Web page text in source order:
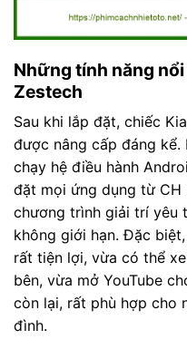
Những tính năng
Zestech
Sau khi lắp đặt, chiếc
được nâng cấp đáng
chạy hệ điều hành
đặt mọi ứng dụng từ CH
chương trình giải trí yêu
không giới hạn. Đặc
rất tiện lợi, vừa có thể
bên, vừa mở YouTube
còn lại, rất phù hợp cho
đình.